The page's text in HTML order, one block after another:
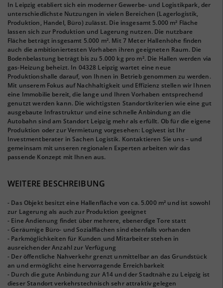
In Leipzig etabliert sich ein moderner Gewerbe- und Logistikpark, der
unterschiedlichste Nutzungen in vielen Bereichen (Lagerlogistik,
Produktion, Handel, Büro) zulässt. Die insgesamt 5.000 m² Fläche
lassen sich zur Produktion und Lagerung nutzen. Die nutzbare
Fläche beträgt insgesamt 5.000 m². Mit 7 Meter Hallenhöhe finden
auch die ambitioniertesten Vorhaben ihren geeigneten Raum. Die
Bodenbelastung beträgt bis zu 5.000 kg pro m². Die Hallen werden via
gas-Heizung beheizt. In 04328 Leipzig wartet eine neue
Produktionshalle darauf, von Ihnen in Betrieb genommen zu werden.
Mit unserem Fokus auf Nachhaltigkeit und Effizienz stellen wir Ihnen
eine Immobilie bereit, die lange und Ihren Vorhaben entsprechend
genutzt werden kann. Die wichtigsten Standortkriterien wie eine gut
ausgebaute Infrastruktur und eine schnelle Anbindung an die
Autobahn sind am Standort Leipzig mehr als erfüllt. Ob für die eigene
Produktion oder zur Vermietung vorgesehen: Logivest ist Ihr
Investmentberater in Sachen Logistik. Kontaktieren Sie uns – und
gemeinsam mit unseren regionalen Experten arbeiten wir das
passende Konzept mit Ihnen aus.
WEITERE BESCHREIBUNG
- Das Objekt besitzt eine Hallenfläche von ca. 5.000 m² und ist sowohl
zur Lagerung als auch zur Produktion geeignet
- Eine Andienung findet über mehrere, ebenerdige Tore statt
- Geräumige Büro- und Sozialflächen sind ebenfalls vorhanden
- Parkmöglichkeiten für Kunden und Mitarbeiter stehen in
ausreichender Anzahl zur Verfügung
- Der öffentliche Nahverkehr grenzt unmittelbar an das Grundstück
an und ermöglicht eine hervorragende Erreichbarkeit
- Durch die gute Anbindung zur A14 und der Stadtnähe zu Leipzig ist
dieser Standort verkehrstechnisch sehr attraktiv gelegen